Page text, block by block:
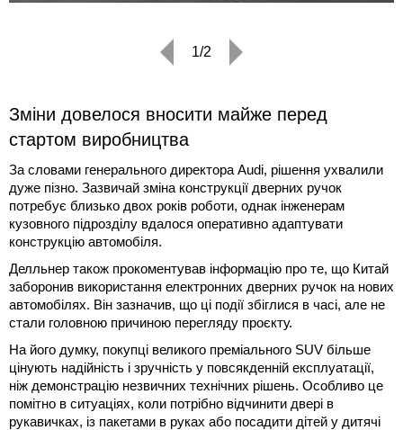
1/2
Зміни довелося вносити майже перед
стартом виробництва
За словами генерального директора Audi, рішення ухвалили
дуже пізно. Зазвичай зміна конструкції дверних ручок
потребує близько двох років роботи, однак інженерам
кузовного підрозділу вдалося оперативно адаптувати
конструкцію автомобіля.
Делльнер також прокоментував інформацію про те, що Китай
заборонив використання електронних дверних ручок на нових
автомобілях. Він зазначив, що ці події збіглися в часі, але не
стали головною причиною перегляду проєкту.
На його думку, покупці великого преміального SUV більше
цінують надійність і зручність у повсякденній експлуатації,
ніж демонстрацію незвичних технічних рішень. Особливо це
помітно в ситуаціях, коли потрібно відчинити двері в
рукавичках, із пакетами в руках або посадити дітей у дитячі